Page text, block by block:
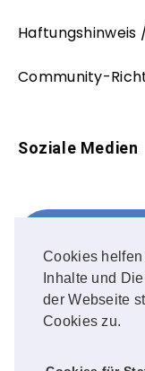
Cookies
Inhalte und
der Webseite
Cookies zu.
Community-
Soziale Medien
FOLLOW ME!
OUR PHOTOS!